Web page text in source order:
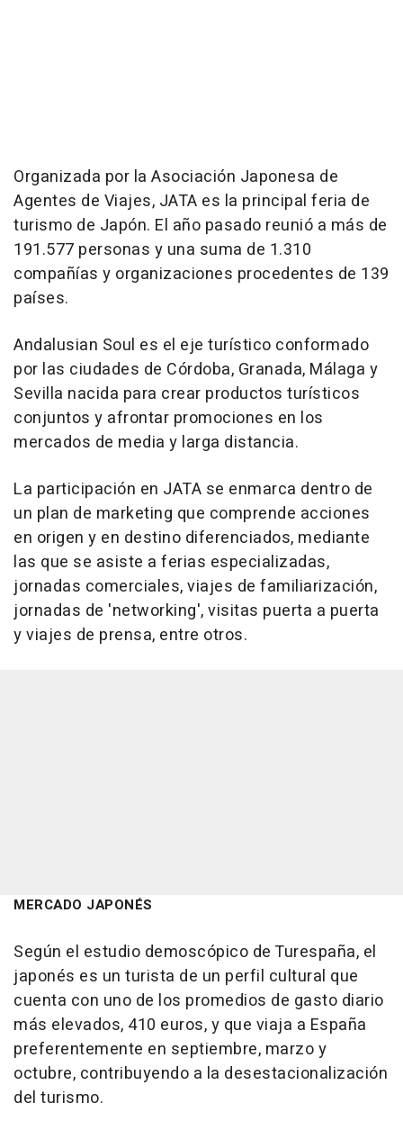
Organizada por la Asociación Japonesa de
Agentes de Viajes, JATA es la principal feria de
turismo de Japón. El año pasado reunió a más de
191.577 personas y una suma de 1.310
compañías y organizaciones procedentes de 139
países.
Andalusian Soul es el eje turístico conformado
por las ciudades de Córdoba, Granada, Málaga y
Sevilla nacida para crear productos turísticos
conjuntos y afrontar promociones en los
mercados de media y larga distancia.
La participación en JATA se enmarca dentro de
un plan de marketing que comprende acciones
en origen y en destino diferenciados, mediante
las que se asiste a ferias especializadas,
jornadas comerciales, viajes de familiarización,
jornadas de 'networking', visitas puerta a puerta
y viajes de prensa, entre otros.
MERCADO JAPONÉS
Según el estudio demoscópico de Turespaña, el
japonés es un turista de un perfil cultural que
cuenta con uno de los promedios de gasto diario
más elevados, 410 euros, y que viaja a España
preferentemente en septiembre, marzo y
octubre, contribuyendo a la desestacionalización
del turismo.